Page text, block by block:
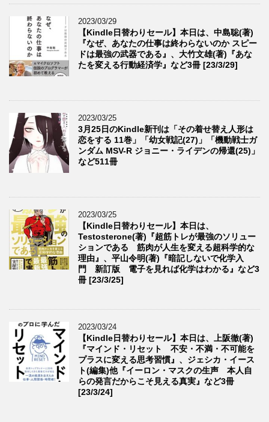
2023/03/29
【Kindle日替わりセール】本日は、中島聡(著)
『なぜ、あなたの仕事は終わらないのか スピー
ドは最強の武器である』、大竹文雄(著)『あな
たを変える行動経済学』など3冊 [23/3/29]
2023/03/25
3月25日のKindle新刊は「その着せ替え人形は
恋をする 11巻」「幼女戦記(27)」「機動戦士ガ
ンダム MSV-R ジョニー・ライデンの帰還(25)」
など511冊
2023/03/25
【Kindle日替わりセール】本日は、
Testosterone(著)『超筋トレが最強のソリュー
ションである 筋肉が人生を変える超科学的な
理由』、平山令明(著)『暗記しないで化学入
門 新訂版 電子を見れば化学はわかる』など3
冊 [23/3/25]
2023/03/24
【Kindle日替わりセール】本日は、上阪徹(著)
『マインド・リセット 不安・不満・不可能を
プラスに変える思考習慣』、ジェシカ・イース
ト(編集)他『イーロン・マスクの生声 本人自
らの発言だからこそ見える真実』など3冊
[23/3/24]